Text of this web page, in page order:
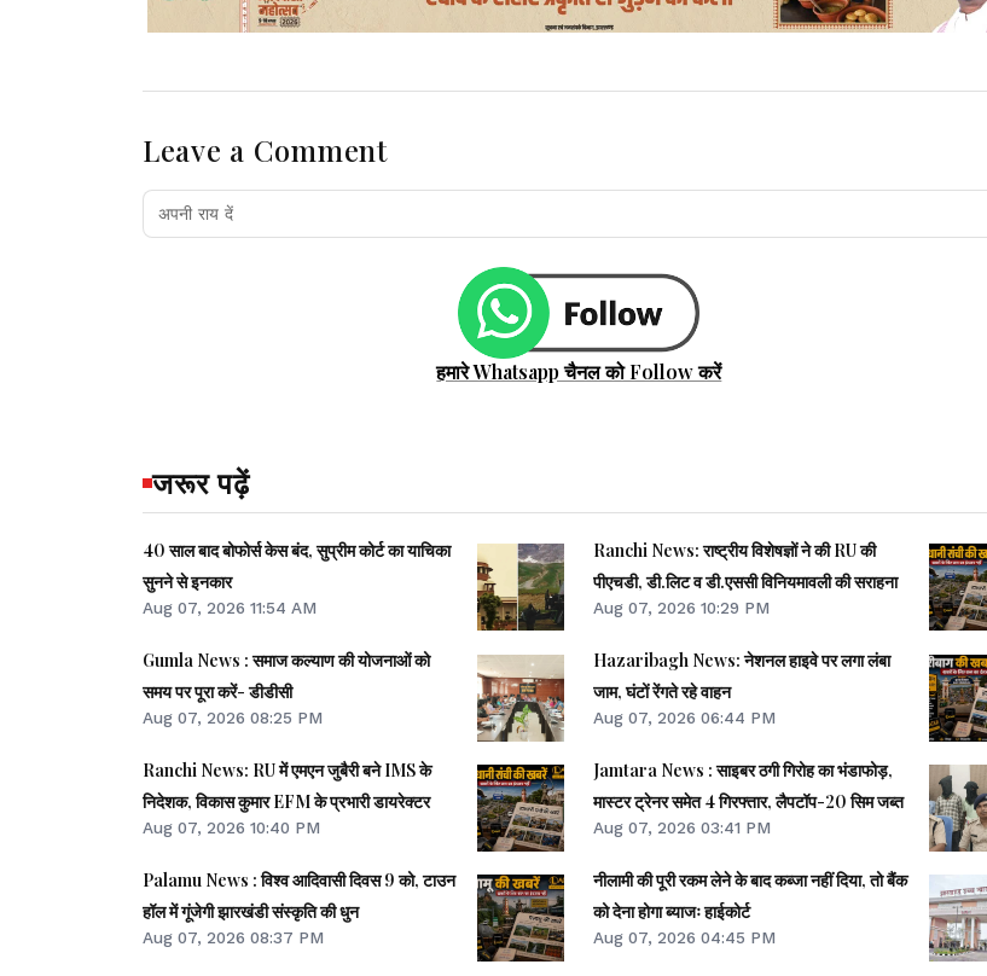
Leave a Comment
हमारे Whatsapp चैनल को Follow करें
जरूर पढ़ें
40 साल बाद बोफोर्स केस बंद, सुप्रीम कोर्ट का याचिका
सुनने से इनकार
Aug 07, 2026 11:54 AM
Gumla News : समाज कल्याण की योजनाओं को
समय पर पूरा करें- डीडीसी
Aug 07, 2026 08:25 PM
Ranchi News: RU में एमएन जुबैरी बने IMS के
निदेशक, विकास कुमार EFM के प्रभारी डायरेक्टर
Aug 07, 2026 10:40 PM
Palamu News : विश्व आदिवासी दिवस 9 को, टाउन
हॉल में गूंजेगी झारखंडी संस्कृति की धुन
Aug 07, 2026 08:37 PM
Ranchi News: राष्ट्रीय विशेषज्ञों ने की RU की
पीएचडी, डी.लिट व डी.एससी विनियमावली की सराहना
Aug 07, 2026 10:29 PM
Hazaribagh News: नेशनल हाइवे पर लगा लंबा
जाम, घंटों रेंगते रहे वाहन
Aug 07, 2026 06:44 PM
Jamtara News : साइबर ठगी गिरोह का भंडाफोड़,
मास्टर ट्रेनर समेत 4 गिरफ्तार, लैपटॉप-20 सिम जब्त
Aug 07, 2026 03:41 PM
नीलामी की पूरी रकम लेने के बाद कब्जा नहीं दिया, तो बैंक
को देना होगा ब्याजः हाईकोर्ट
Aug 07, 2026 04:45 PM